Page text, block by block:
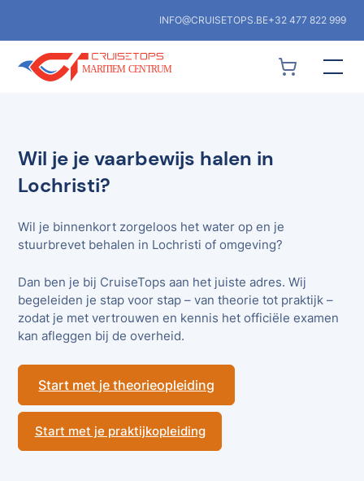
INFO@CRUISETOPS.BE+32 477 822 999
Wil je je vaarbewijs halen in
Lochristi?
Wil je binnenkort zorgeloos het water op en je
stuurbrevet behalen in Lochristi of omgeving?
Dan ben je bij CruiseTops aan het juiste adres. Wij
begeleiden je stap voor stap – van theorie tot praktijk –
zodat je met vertrouwen en kennis het officiële examen
kan afleggen bij de overheid.
Start met je theorieopleiding
Start met je praktijkopleiding